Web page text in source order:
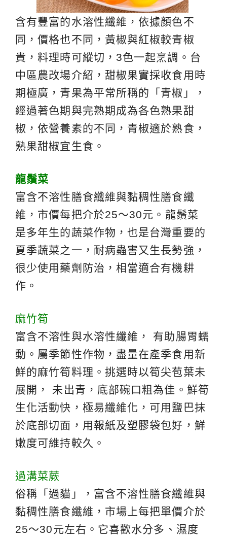
含有豐富的水溶性纖維，依據顏色不
同，價格也不同，黃椒與紅椒較青椒
貴，料理時可縱切，3色一起烹調。台
中區農改場介紹，甜椒果實採收食用時
期極廣，青果為平常所稱的「青椒」，
經過著色期與完熟期成為各色熟果甜
椒，依營養素的不同，青椒適於熟食，
熟果甜椒宜生食。
龍鬚菜
富含不溶性膳食纖維與黏稠性膳食纖
維，市價每把介於25～30元。龍鬚菜
是多年生的蔬菜作物，也是台灣重要的
夏季蔬菜之一，耐病蟲害又生長勢強，
很少使用藥劑防治，相當適合有機耕
作。
麻竹筍
富含不溶性與水溶性纖維， 有助腸胃蠕
動。屬季節性作物，盡量在產季食用新
鮮的麻竹筍料理。挑選時以筍尖苞葉未
展開， 未出青，底部碗口粗為佳。鮮筍
生化活動快，極易纖維化，可用鹽巴抹
於底部切面，用報紙及塑膠袋包好，鮮
嫩度可維持較久。
過溝菜蕨
俗稱「過貓」，富含不溶性膳食纖維與
黏稠性膳食纖維，市場上每把單價介於
25～30元左右。它喜歡水分多、濕度